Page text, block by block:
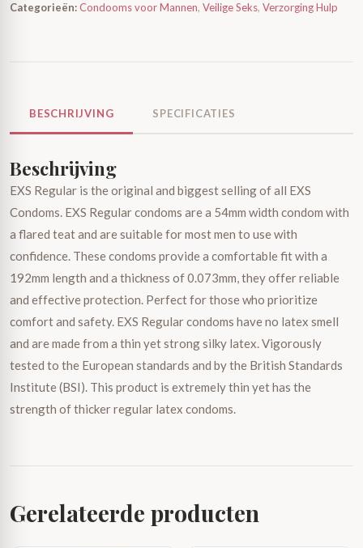
Categorieën:Condooms voor Mannen, Veilige Seks, Verzorging Hulp
BESCHRIJVING SPECIFICATIES
Beschrijving
EXS Regular is the original and biggest selling of all EXS
Condoms. EXS Regular condoms are a 54mm width condom with
a flared teat and are suitable for most men to use with
confidence. These condoms provide a comfortable fit with a
192mm length and a thickness of 0.073mm, they offer reliable
and effective protection. Perfect for those who prioritize
comfort and safety. EXS Regular condoms have no latex smell
and are made from a thin yet strong silky latex. Vigorously
tested to the European standards and by the British Standards
Institute (BSI). This product is extremely thin yet has the
strength of thicker regular latex condoms.
Gerelateerde producten